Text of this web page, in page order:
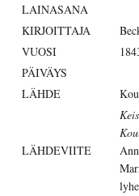
LAINASANA
KIRJOITTAJA
VUOSI
PÄIVÄYS
LÄHDE
LÄHDEVIITE